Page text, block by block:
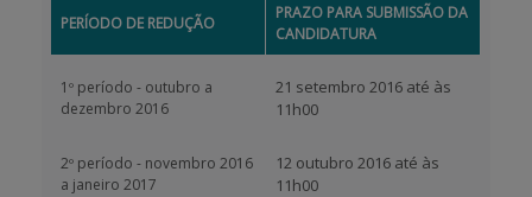
PERÍODO DE REDUÇÃO
PRAZO PARA SUBMISSÃO DA
CANDIDATURA
1º período - outubro a
dezembro 2016
21 setembro 2016 até às
11h00
2º período - novembro 2016
a janeiro 2017
12 outubro 2016 até às
11h00